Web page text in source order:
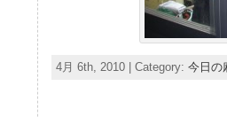
4月 6th, 2010 | Category: 今日の